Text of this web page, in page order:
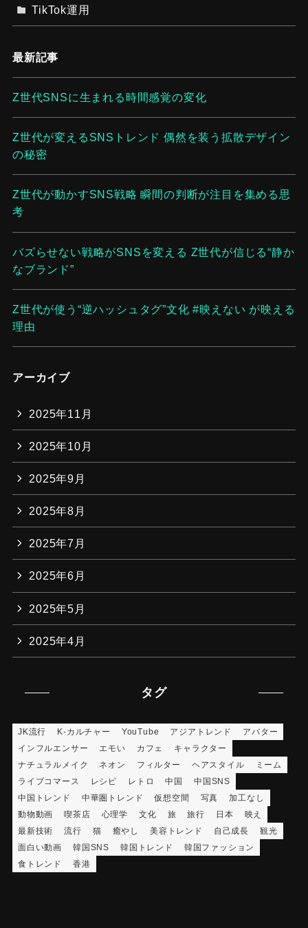
TikTok運用
最新記事
Z世代SNSに生まれる時間感覚の変化
Z世代が変えるSNSトレンド 偶然を装う拡散デザイン
の秘密
Z世代が動かすSNS戦略 瞬間の判断が注目を集める思
考
バズらせない戦略がSNSを変える Z世代が信じる“静か
なブランド”
Z世代が使う“逆ハッシュタグ”文化 #映えない が映える
理由
アーカイブ
2025年11月
2025年10月
2025年9月
2025年8月
2025年7月
2025年6月
2025年5月
2025年4月
タグ
JK流行 K-カルチャー YouTube アジアトレンド
アバター
インフルエンサー
エモい カフェ
キャラクター
ナチュラルメイク
ネオン フィルター ヘアスタイル
ミーム
ライブコマース
レシピ レトロ 中国
中国SNS
中国トレンド
中華圏トレンド 仮想空間 写真
加工なし
動物動画
喫茶店 心理学 文化 旅 旅行 日本
映え
最新技術
流行 猫 癒やし 美容トレンド 自己成長
観光
面白い動画
韓国SNS 韓国トレンド
韓国ファッション
食トレンド
香港